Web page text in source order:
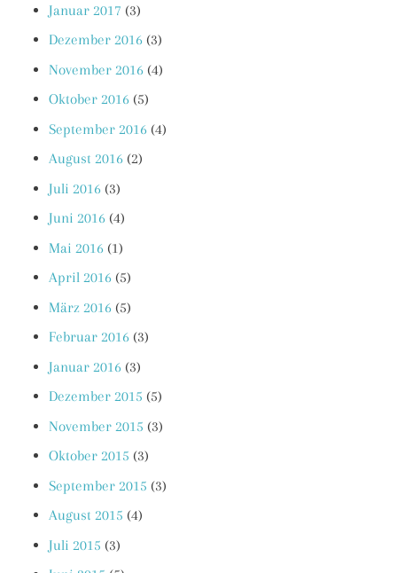
Januar 2017 (3)
Dezember 2016 (3)
November 2016 (4)
Oktober 2016 (5)
September 2016 (4)
August 2016 (2)
Juli 2016 (3)
Juni 2016 (4)
Mai 2016 (1)
April 2016 (5)
März 2016 (5)
Februar 2016 (3)
Januar 2016 (3)
Dezember 2015 (5)
November 2015 (3)
Oktober 2015 (3)
September 2015 (3)
August 2015 (4)
Juli 2015 (3)